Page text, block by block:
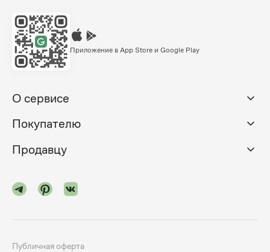
Приложение в App Store и Google Play
О сервисе
Покупателю
Продавцу
Публичная оферта